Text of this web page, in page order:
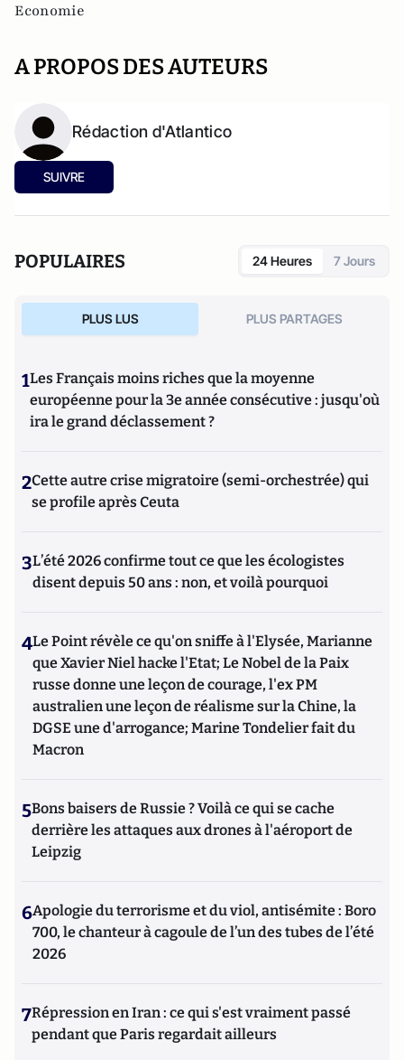
Economie
A PROPOS DES AUTEURS
Rédaction d'Atlantico
SUIVRE
POPULAIRES 24 Heures 7 Jours
PLUS LUS PLUS PARTAGES
1Les Français moins riches que la moyenne
européenne pour la 3e année consécutive : jusqu'où
ira le grand déclassement ?
2Cette autre crise migratoire (semi-orchestrée) qui
se profile après Ceuta
3L’été 2026 confirme tout ce que les écologistes
disent depuis 50 ans : non, et voilà pourquoi
4Le Point révèle ce qu'on sniffe à l'Elysée, Marianne
que Xavier Niel hacke l'Etat; Le Nobel de la Paix
russe donne une leçon de courage, l'ex PM
australien une leçon de réalisme sur la Chine, la
DGSE une d'arrogance; Marine Tondelier fait du
Macron
5Bons baisers de Russie ? Voilà ce qui se cache
derrière les attaques aux drones à l'aéroport de
Leipzig
6Apologie du terrorisme et du viol, antisémite : Boro
700, le chanteur à cagoule de l’un des tubes de l’été
2026
7Répression en Iran : ce qui s'est vraiment passé
pendant que Paris regardait ailleurs